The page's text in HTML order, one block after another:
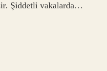
Şiddetli vakalarda…